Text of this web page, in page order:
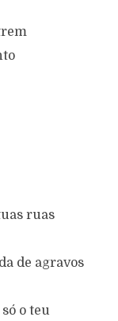
ruas
de agravos
o teu